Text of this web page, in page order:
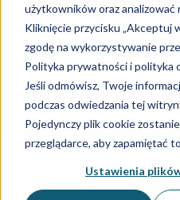
użytkowników oraz analizować
Kliknięcie przycisku „Akceptuj
zgodę na wykorzystywanie
Polityka prywatności i polityka
Jeśli odmówisz, Twoje
podczas odwiedzania tej
Pojedynczy plik cookie
przeglądarce, aby zapamiętać
Ustawienia
Kadry i
Skontaktuj się z nami